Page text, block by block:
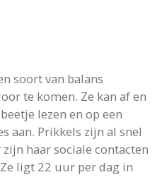
soort van balans
te komen. Ze kan af en
lezen en op een
aan. Prikkels zijn al snel
haar sociale contacten
ligt 22 uur per dag in